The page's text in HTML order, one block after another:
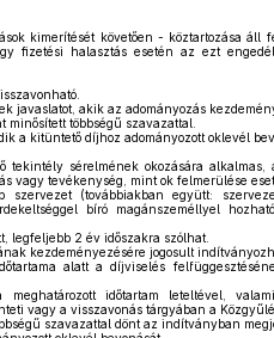
kimerítését követően - köztartozása áll
fizetési halasztás esetén az ezt
javaslatot, akik az adományozás
többségű szavazattal.
a kitüntető díjhoz adományozott oklevél
sérelmének okozására alkalmas,
vagy tevékenység, mint ok felmerülése
(továbbiakban együtt:
bíró magánszeméllyel
legfeljebb 2 év időszakra szólhat.
kezdeményezésére jogosult
alatt a díjviselés
időtartam leteltével,
vagy a visszavonás tárgyában a
szavazattal dönt az indítványban